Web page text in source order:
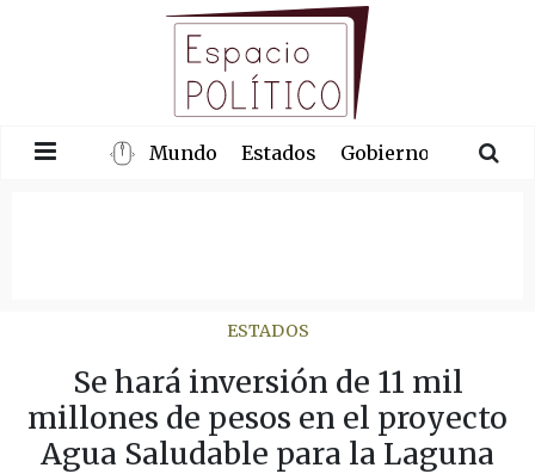
Mundo Estados Gobierno
ESTADOS
Se hará inversión de 11 mil
millones de pesos en el proyecto
Agua Saludable para la Laguna